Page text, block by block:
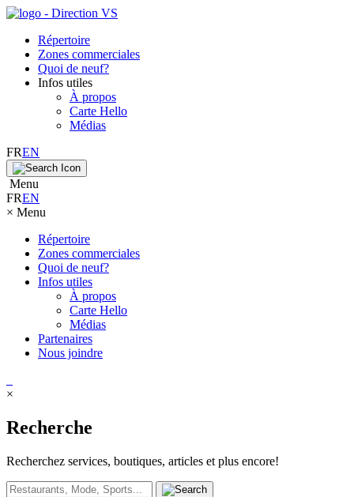
Répertoire
Zones commerciales
Quoi de neuf?
Infos utiles
À propos
Carte Hello
Médias
FREN
Menu
FREN
× Menu
Répertoire
Zones commerciales
Quoi de neuf?
Infos utiles
À propos
Carte Hello
Médias
Partenaires
Nous joindre
×
Recherche
Recherchez services, boutiques, articles et plus encore!